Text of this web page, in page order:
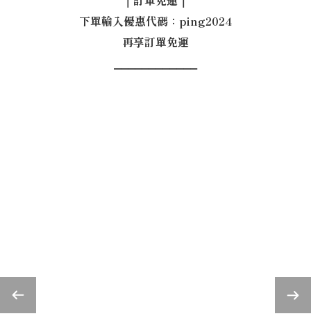
下單輸入優惠代碼：ping2024
再享訂單免運